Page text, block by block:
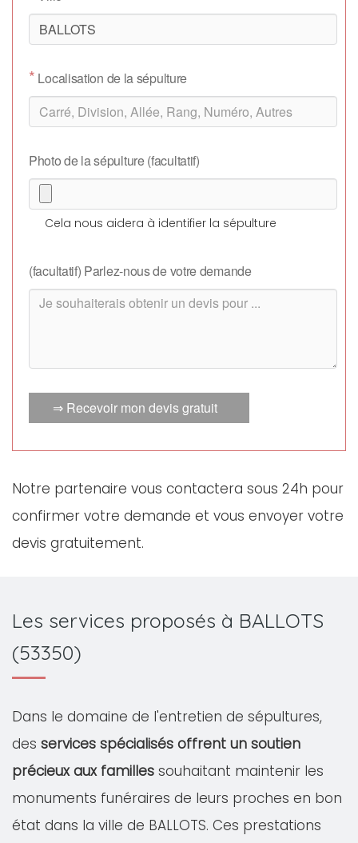
* Localisation de la sépulture
Photo de la sépulture (facultatif)
Cela nous aidera à identifier la sépulture
(facultatif) Parlez-nous de votre demande
⇒ Recevoir mon devis gratuit
Notre partenaire vous contactera sous 24h pour
confirmer votre demande et vous envoyer votre
devis gratuitement.
Les services proposés à BALLOTS
(53350)
Dans le domaine de l'entretien de sépultures,
des services spécialisés offrent un soutien
précieux aux familles souhaitant maintenir les
monuments funéraires de leurs proches en bon
état dans la ville de BALLOTS. Ces prestations